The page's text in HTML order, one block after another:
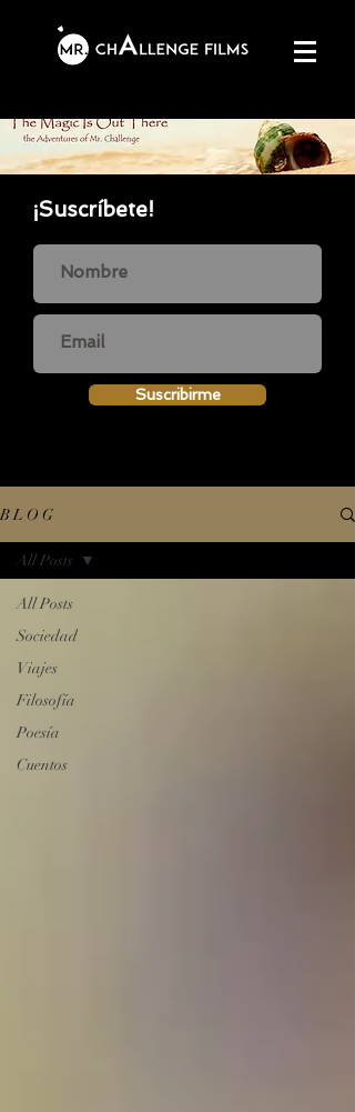
¡Suscríbete!
Suscribirme
B L O G
All Posts
Sociedad
Viajes
Filosofía
Poesía
Cuentos
All Posts